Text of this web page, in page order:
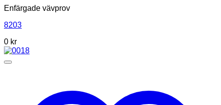
Enfärgade vävprov
8203
0 kr